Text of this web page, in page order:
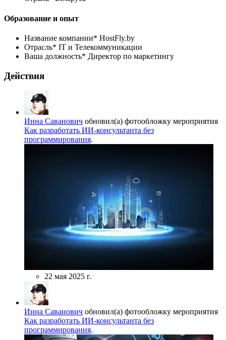
Образование и опыт
Название компании* HostFly.by
Отрасль* IT и Телекоммуникации
Ваша должность* Директор по маркетингу
Действия
Инна Саванович обновил(а) фотообложку мероприятия
Как разработать ИИ‑консультанта без
программирования.
22 мая 2025 г.
Инна Саванович обновил(а) фотообложку мероприятия
Как разработать ИИ‑консультанта без
программирования.